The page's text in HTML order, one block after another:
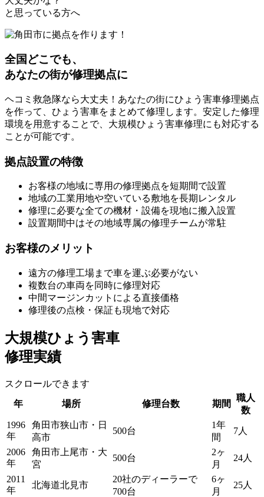
と思っている方へ
全国どこでも、
あなたの街が修理拠点に
ヘコミ救急隊なら大丈夫！あなたの街にひょう害車修理拠点
を作って、ひょう害車をまとめて修理します。安定した修理
環境を用意することで、大規模ひょう害車修理にも対応する
ことが可能です。
拠点設置の特徴
お客様の地域に専用の修理拠点を短期間で設置
地域の工業用地や空いている敷地を長期レンタル
修理に必要な全ての機材・設備を現地に搬入設置
設置期間中はその地域専属の修理チームが常駐
お客様のメリット
遠方の修理工場まで車を運ぶ必要がない
複数台の車両を同時に修理対応
中間マージンカットによる直接価格
修理後の点検・保証も現地で対応
大規模ひょう害車
修理実績
スクロールできます
年
場所 修理台数 期間
職人
数
1996
年
角田市狭山市・日
高市
500台
1年
間
7人
2006
年
角田市上尾市・大
宮
500台
2ヶ
月
24人
2011
年
北海道北見市
20社のディーラーで
700台
6ヶ
月
25人